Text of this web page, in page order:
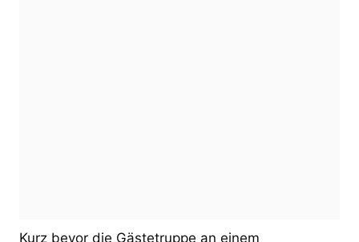
Kurz bevor die Gästetruppe an einem